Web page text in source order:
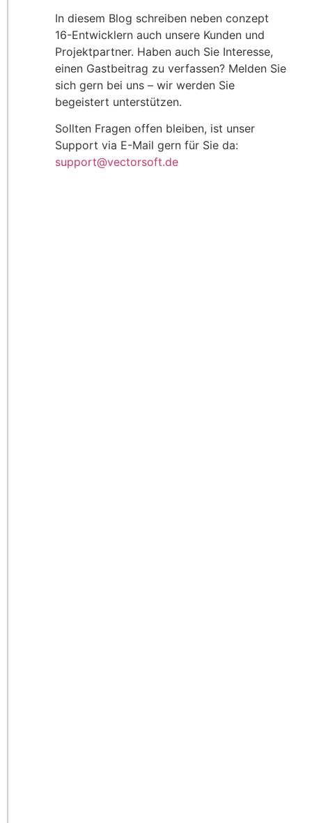
In diesem Blog schreiben neben conzept
16-Entwicklern auch unsere Kunden und
Projektpartner. Haben auch Sie Interesse,
einen Gastbeitrag zu verfassen? Melden Sie
sich gern bei uns – wir werden Sie
begeistert unterstützen.
Sollten Fragen offen bleiben, ist unser
Support via E-Mail gern für Sie da:
support@vectorsoft.de